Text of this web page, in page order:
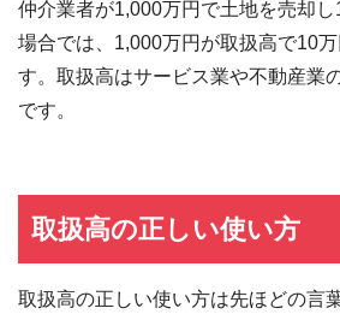
仲介業者が1,000万円で土地を売却
場合では、1,000万円が取扱高で10
す。取扱高はサービス業や不動産業
です。
取扱高の正しい使い方
取扱高の正しい使い方は先ほどの言